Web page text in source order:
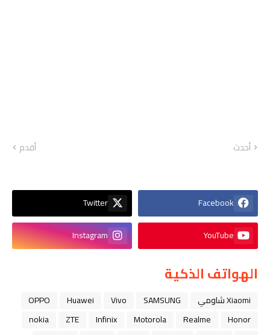
أحدث أقدم
Facebook
Twitter
YouTube
Instagram
الهواتف الذكية
Xiaomi شاومي SAMSUNG
Vivo
Huawei
OPPO
Honor
Realme
Motorola
Infinix
ZTE
nokia